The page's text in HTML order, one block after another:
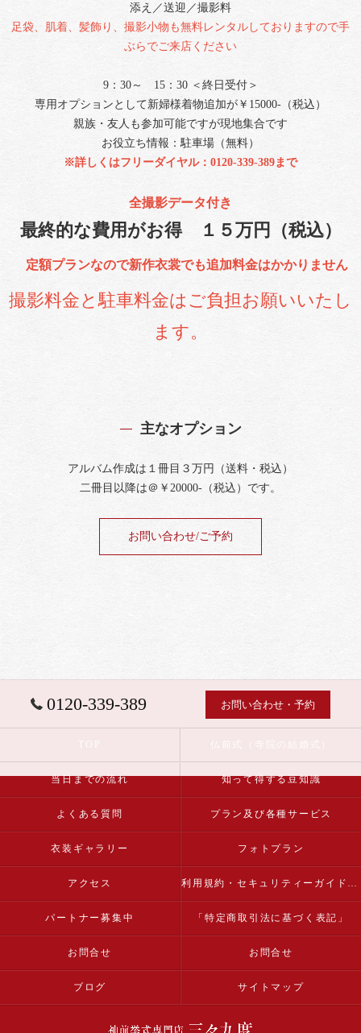
添え／送迎／撮影料
足袋、肌着、髪飾り、撮影小物も無料レンタルしておりますので手
ぶらでご来店ください
9：30～ 15：30​​​​ ＜終日受付＞
専用オプションとして新婦様着物追加が￥15000-（税込）
親族・友人も参加可能ですが現地集合です
お役立ち情報：駐車場（無料）
※詳しくはフリーダイヤル：0120-339-389まで
全撮影データ付き
最終的な費用がお得 １５万円（税込）
定額プランなので新作衣裳でも追加料金はかかりません
撮影料金と駐車料金はご負担お願いいたし
ます。
主なオプション
アルバム作成は１冊目３万円（送料・税込）
二冊目以降は＠￥20000-（税込）です。
お問い合わせ/ご予約
0120-339-389 お問い合わせ・予約
当日までの流れ 知って得する豆知識
よくある質問 プラン及び各種サービス
衣装ギャラリー フォトプラン
アクセス 利用規約・セキュリティーガイドライン
パートナー募集中 「特定商取引法に基づく表記」
お問合せ お問合せ
ブログ サイトマップ